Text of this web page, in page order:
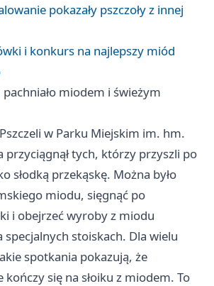
pokazały pszczoły z innej
i konkurs na najlepszy miód
miodem i świeżym
w Parku Miejskim im. hm.
przyciągnął tych, którzy przyszli po
słodką przekąskę. Można było
miodu, sięgnąć po
i obejrzeć wyroby z miodu
stoiskach. Dla wielu
spotkania pokazują, że
kończy się na słoiku z miodem. To